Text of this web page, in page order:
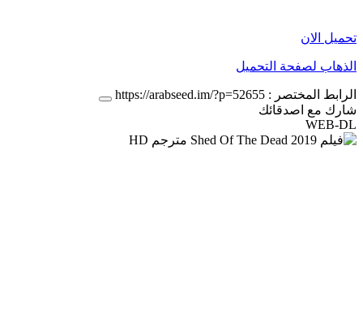
تحميل الان
الذهاب لصفحة التحميل
الرابط المختصر : https://arabseed.im/?p=52655
شارك مع اصدقائك
WEB-DL